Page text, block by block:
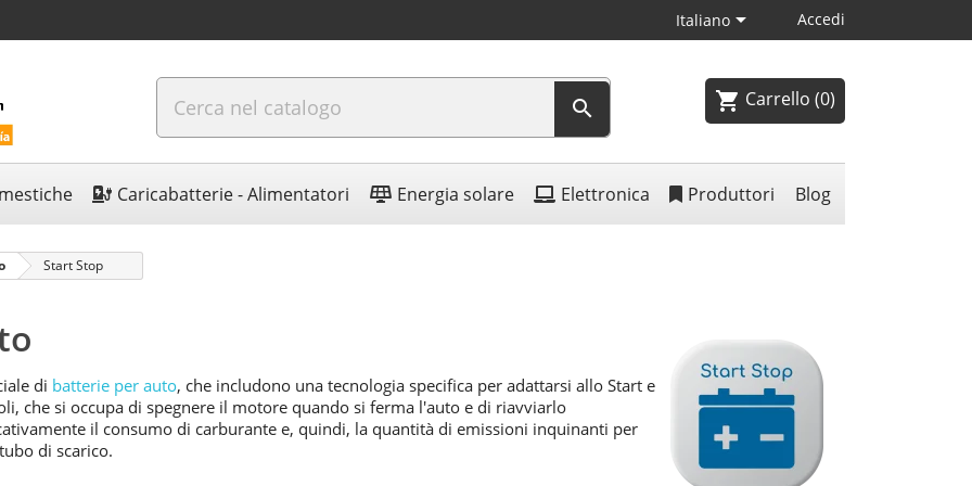
Italiano Accedi
 shopping_cart Carrello (0)
Caricabatterie - Alimentatori Energia solare Elettronica Produttori Blog
Start Stop
di batterie per auto, che includono una tecnologia specifica per adattarsi allo Start e
che si occupa di spegnere il motore quando si ferma l'auto e di riavviarlo
il consumo di carburante e, quindi, la quantità di emissioni inquinanti per
di scarico.